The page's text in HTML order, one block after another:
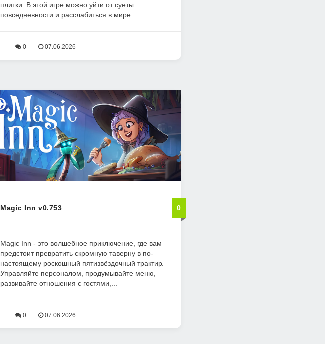
плитки. В этой игре можно уйти от суеты
повседневности и расслабиться в мире...
0 07.06.2026
Magic Inn v0.753 0
Magic Inn - это волшебное приключение, где вам
предстоит превратить скромную таверну в по-
настоящему роскошный пятизвёздочный трактир.
Управляйте персоналом, продумывайте меню,
развивайте отношения с гостями,...
0 07.06.2026